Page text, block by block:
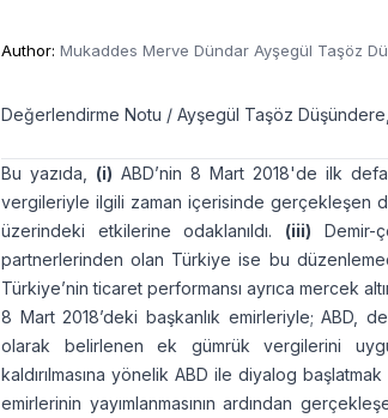
Author: Mukaddes Merve Dündar Ayşegül Taşöz
Değerlendirme Notu / Ayşegül Taşöz
Bu yazıda, (i) ABD’nin 8 Mart 2018'de ilk
vergileriyle ilgili zaman içerisinde gerçekleşen
üzerindeki etkilerine odaklanıldı. (iii) Demir-
partnerlerinden olan Türkiye ise bu
Türkiye’nin ticaret performansı ayrıca mercek
8 Mart 2018’deki başkanlık emirleriyle; ABD,
olarak belirlenen ek gümrük vergilerini
kaldırılmasına yönelik ABD ile diyalog
emirlerinin yayımlanmasının ardından